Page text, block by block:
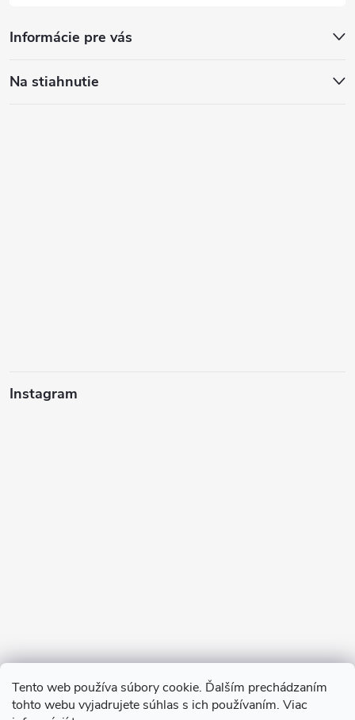
Tento web používa súbory cookie. Ďalším prechádzaním
tohto webu vyjadrujete súhlas s ich používaním. Viac
Informácie pre vás
Na stiahnutie
Instagram
Sledovať na Instagrame